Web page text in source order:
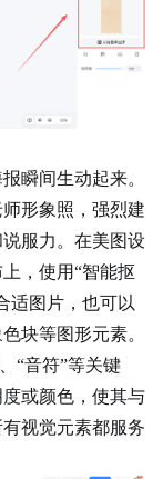
瞬间生动起来。
形象照，强烈建
服力。在美图设
，使用“智能抠
适图片，也可以
块等图形元素。
“音符”等关键
或颜色，使其与
视觉元素都服务